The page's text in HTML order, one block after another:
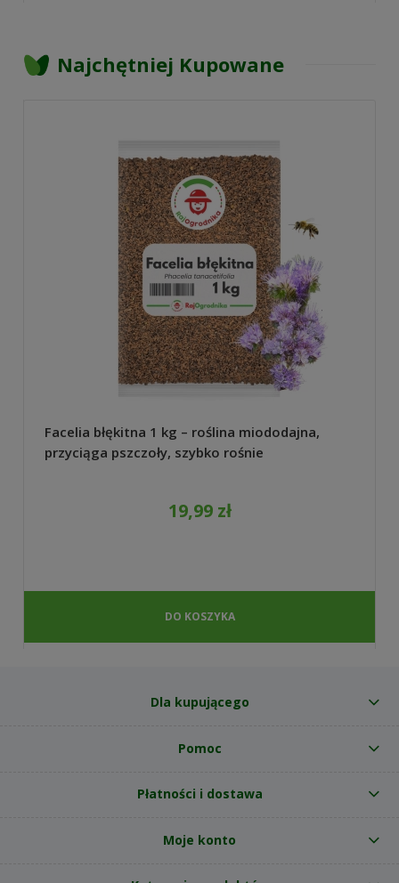
Najchętniej Kupowane
Facelia błękitna 1 kg – roślina miododajna,
przyciąga pszczoły, szybko rośnie
19,99 zł
DO KOSZYKA
Dla kupującego
Pomoc
Płatności i dostawa
Moje konto